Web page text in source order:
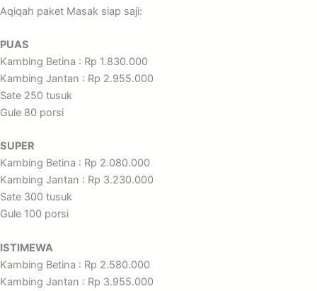
Aqiqah paket Masak siap saji:
PUAS
Kambing Betina : Rp 1.830.000
Kambing Jantan : Rp 2.955.000
Sate 250 tusuk
Gule 80 porsi
SUPER
Kambing Betina : Rp 2.080.000
Kambing Jantan : Rp 3.230.000
Sate 300 tusuk
Gule 100 porsi
ISTIMEWA
Kambing Betina : Rp 2.580.000
Kambing Jantan : Rp 3.955.000